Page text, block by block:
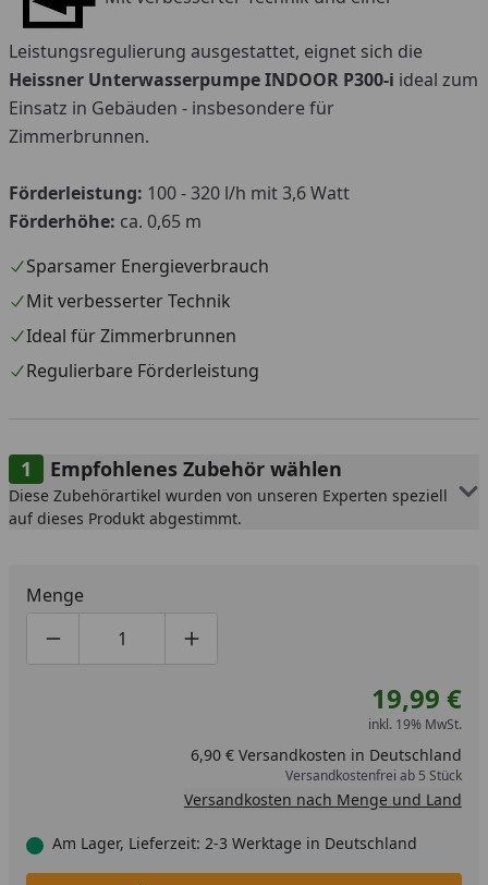
Leistungsregulierung ausgestattet, eignet sich die
Heissner Unterwasserpumpe INDOOR P300-i ideal zum
Einsatz in Gebäuden - insbesondere für
Zimmerbrunnen.
Förderleistung: 100 - 320 l/h mit 3,6 Watt
Förderhöhe: ca. 0,65 m
Sparsamer Energieverbrauch
Mit verbesserter Technik
Ideal für Zimmerbrunnen
Regulierbare Förderleistung
Empfohlenes Zubehör wählen
Diese Zubehörartikel wurden von unseren Experten speziell
auf dieses Produkt abgestimmt.
Menge
Produktmenge um eins verringern
Produktmenge manuell eingeben
Produktmenge um eins erhöhen
19,99 €
inkl. 19% MwSt.
6,90 € Versandkosten in Deutschland
Versandkostenfrei ab 5 Stück
Versandkosten nach Menge und Land
Am Lager, Lieferzeit: 2-3 Werktage in Deutschland